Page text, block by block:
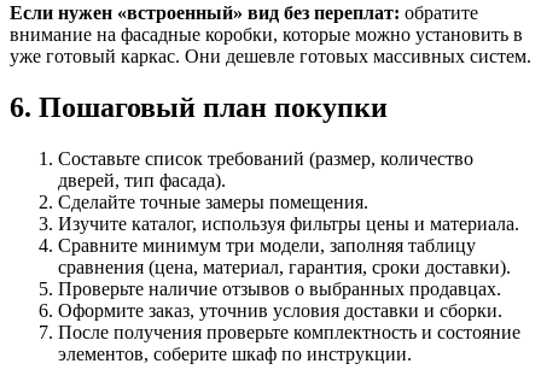
Если нужен «встроенный» вид без переплат: обратите
внимание на фасадные коробки, которые можно установить в
уже готовый каркас. Они дешевле готовых массивных систем.
6. Пошаговый план покупки
Составьте список требований (размер, количество
дверей, тип фасада).
Сделайте точные замеры помещения.
Изучите каталог, используя фильтры цены и материала.
Сравните минимум три модели, заполняя таблицу
сравнения (цена, материал, гарантия, сроки доставки).
Проверьте наличие отзывов о выбранных продавцах.
Оформите заказ, уточнив условия доставки и сборки.
После получения проверьте комплектность и состояние
элементов, соберите шкаф по инструкции.